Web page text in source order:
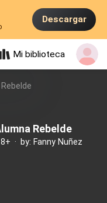
Descargar
Mi biblioteca
Rebelde
· by: Fanny Nuñez